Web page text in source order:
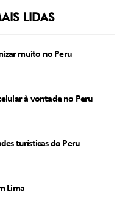
LIDAS
muito no Peru
à vontade no Peru
turísticas do Peru
Lima